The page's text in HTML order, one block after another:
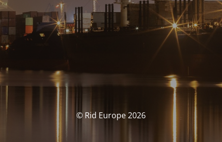
© Rid Europe 2026